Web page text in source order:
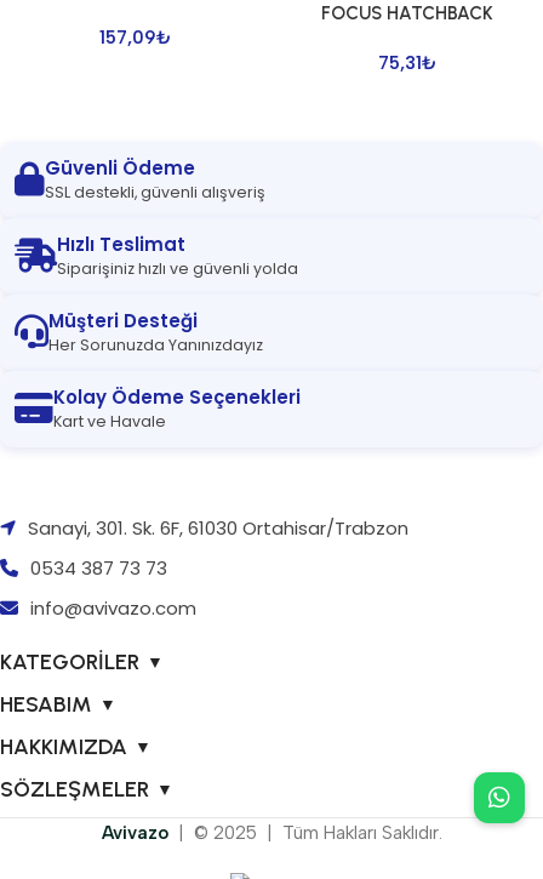
157,09₺
FOCUS HATCHBACK
75,31₺
Güvenli Ödeme
SSL destekli, güvenli alışveriş
Hızlı Teslimat
Siparişiniz hızlı ve güvenli yolda
Müşteri Desteği
Her Sorunuzda Yanınızdayız
Kolay Ödeme Seçenekleri
Kart ve Havale
Sanayi, 301. Sk. 6F, 61030 Ortahisar/Trabzon
0534 387 73 73
info@avivazo.com
KATEGORİLER ▼
HESABIM ▼
HAKKIMIZDA ▼
SÖZLEŞMELER ▼
Avivazo | © 2025 | Tüm Hakları Saklıdır.